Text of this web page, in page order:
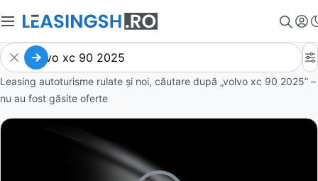
Leasing autoturisme rulate și noi, căutare după „volvo xc 90 2025” –
nu au fost găsite oferte